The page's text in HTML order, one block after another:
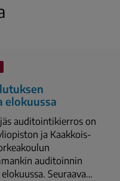
auditointikierros on
ja Kaakkois-
auditoinnin
Seuraava…